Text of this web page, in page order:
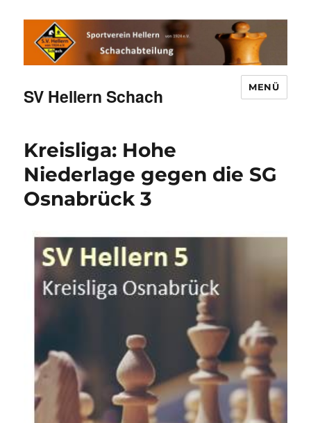
SV Hellern Schach MENÜ
Kreisliga: Hohe
Niederlage gegen die SG
Osnabrück 3